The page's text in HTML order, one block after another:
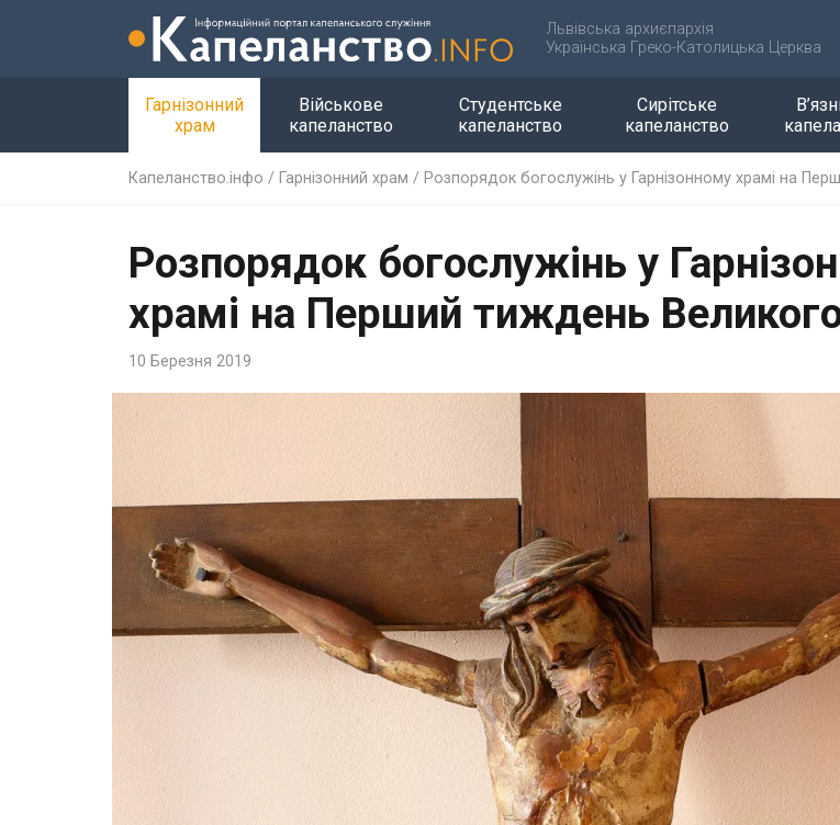
Львівська архиєпархія
Українська Греко-Католицька Церква
Гарнізонний
храм
Військове
капеланство
Студентське
капеланство
Сирітське
капеланство
Капеланство.інфо / Гарнізонний храм / Розпорядок богослужінь у Гарнізонному храмі на
Розпорядок богослужінь у
храмі на Перший тиждень
10 Березня 2019